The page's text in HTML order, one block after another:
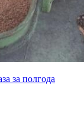
за полгода